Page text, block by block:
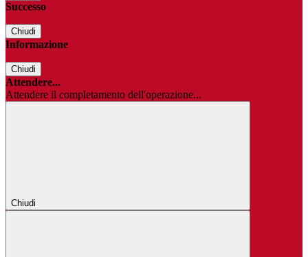
Successo
Chiudi
Informazione
Chiudi
Attendere...
Attendere il completamento dell'operazione...
Chiudi